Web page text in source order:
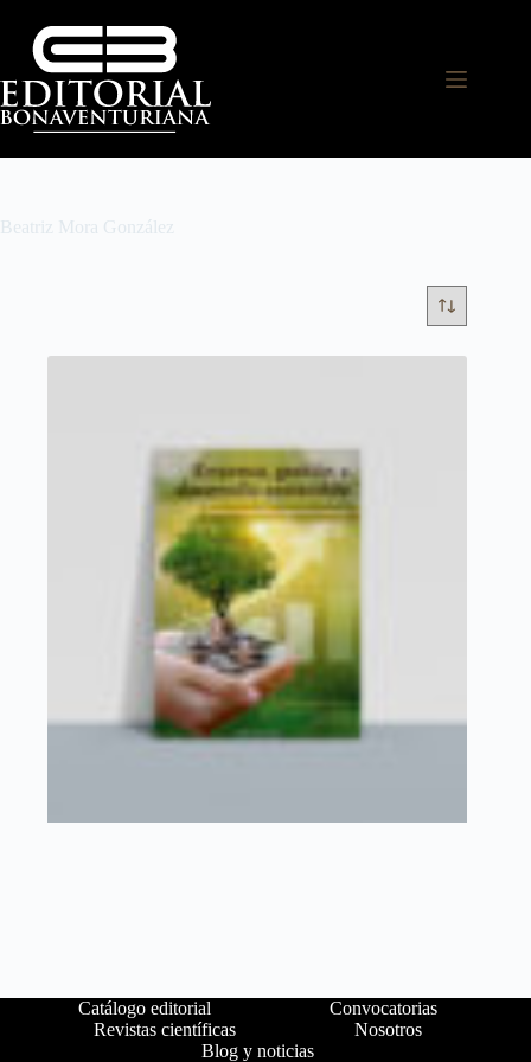
Beatriz Mora González
Catálogo editorial
Convocatorias
Revistas científicas
Nosotros
Blog y noticias